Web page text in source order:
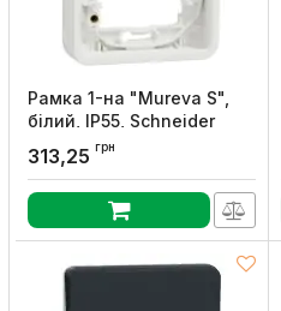
Рамка 1-на "Mureva S",
білий, IP55, Schneider
Артикул:
313,25 грн